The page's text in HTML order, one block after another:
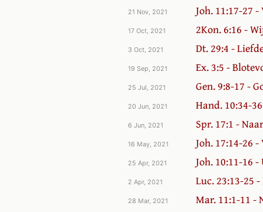
21 Nov, 2021 Joh. 11:17-27
17 Oct, 2021 2Kon. 6:16 -
3 Oct, 2021 Dt. 29:4 -
19 Sep, 2021 Ex. 3:5 -
25 Jul, 2021 Gen. 9:8-17 -
20 Jun, 2021 Hand. 10:34-
6 Jun, 2021 Spr. 17:1 -
16 May, 2021 Joh. 17:14-26
25 Apr, 2021 Joh. 10:11-16
2 Apr, 2021 Luc. 23:13-25
28 Mar, 2021 Mar. 11:1-11 -